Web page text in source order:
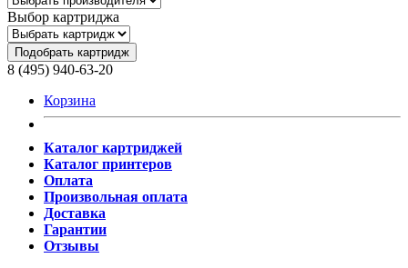
Выбор картриджа
Подобрать картридж
8 (495) 940-63-20
Корзина
Каталог картриджей
Каталог принтеров
Оплата
Произвольная оплата
Доставка
Гарантии
Отзывы